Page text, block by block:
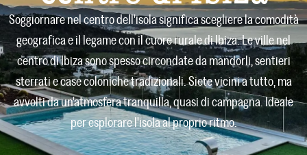
Soggiornare nel centro dell'isola significa scegliere la comodità
geografica e il legame con il cuore rurale di Ibiza. Le ville nel
centro di Ibiza sono spesso circondate da mandorli, sentieri
sterrati e case coloniche tradizionali. Siete vicini a tutto, ma
avvolti da un'atmosfera tranquilla, quasi di campagna. Ideale
per esplorare l'isola al proprio ritmo.